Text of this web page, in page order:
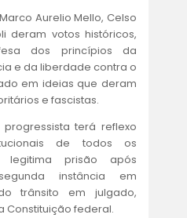
Aurelio Mello, Celso
deram votos históricos,
dos princípios da
e da liberdade contra o
em ideias que deram
e fascistas.
terá reflexo
de todos os
prisão após
instância em
trânsito em julgado,
Constituição federal.